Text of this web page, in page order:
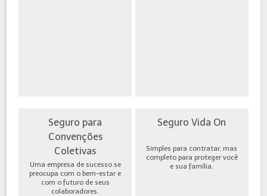
Seguro para
Convenções
Coletivas
Uma empresa de sucesso se
preocupa com o bem-estar e
com o futuro de seus
colaboradores.
Seguro Vida On
Simples para contratar, mas
completo para proteger você
e sua família.